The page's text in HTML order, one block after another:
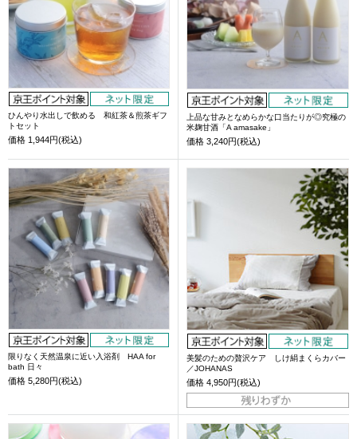
ひんやり水出しで飲める 和紅茶＆煎茶ギフ
トセット
価格 1,944円(税込)
上品な甘みとなめらかな口当たりが◎究極の
米麹甘酒「A amasake」
価格 3,240円(税込)
限りなく天然温泉に近い入浴剤 HAA for
bath 日々
価格 5,280円(税込)
美髪のための贅沢ケア しけ絹まくらカバー
／JOHANAS
価格 4,950円(税込)